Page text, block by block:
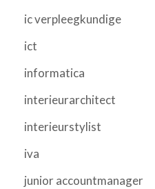
ic verpleegkundige
ict
informatica
interieurarchitect
interieurstylist
iva
junior accountmanager